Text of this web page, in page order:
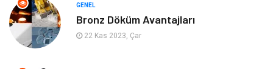
Tekstil Genel Kültür
GENEL
Bronz Döküm Avantajları
22 Kas 2023, Çar